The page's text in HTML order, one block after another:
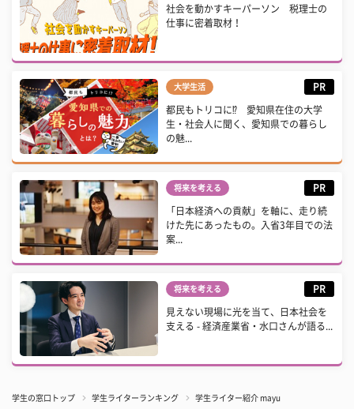
社会を動かすキーパーソン 税理士の
仕事に密着取材！
大学生活 PR
都民もトリコに⁉ 愛知県在住の大学
生・社会人に聞く、愛知県での暮らし
の魅...
将来を考える PR
「日本経済への貢献」を軸に、走り続
けた先にあったもの。入省3年目での法
案...
将来を考える PR
見えない現場に光を当て、日本社会を
支える - 経済産業省・水口さんが語る...
学生の窓口トップ 学生ライターランキング 学生ライター紹介 mayu